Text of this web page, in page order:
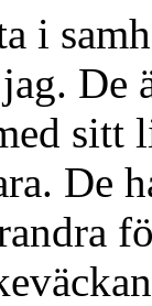
i
De
sitt
De